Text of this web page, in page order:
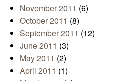
November 2011 (6)
October 2011 (8)
September 2011 (12)
June 2011 (3)
May 2011 (2)
April 2011 (1)